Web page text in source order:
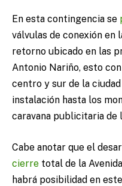
En esta contingencia se
válvulas de conexión en
retorno ubicado en las
Antonio Nariño, esto
centro y sur de la
instalación hasta los
caravana publicitaria de
Cabe anotar que el
cierre total de la
habrá posibilidad en